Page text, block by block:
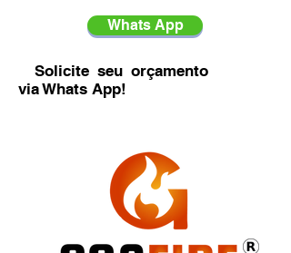
Whats App
Solicite seu orçamento
via Whats App!